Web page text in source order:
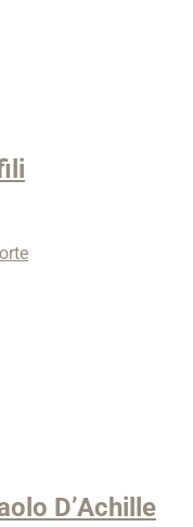
D’Achille